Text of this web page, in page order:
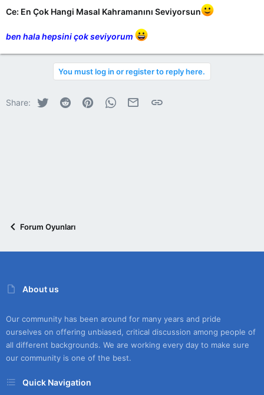
Ce: En Çok Hangi Masal Kahramanını Seviyorsun
ben hala hepsini çok seviyorum
You must log in or register to reply here.
Share: Twitter Reddit PinterestWhatsApp
E-postaLink
Forum Oyunları
About us
Our community has been around for many years and pride
ourselves on offering unbiased, critical discussion among people of
all different backgrounds. We are working every day to make sure
our community is one of the best.
Quick Navigation